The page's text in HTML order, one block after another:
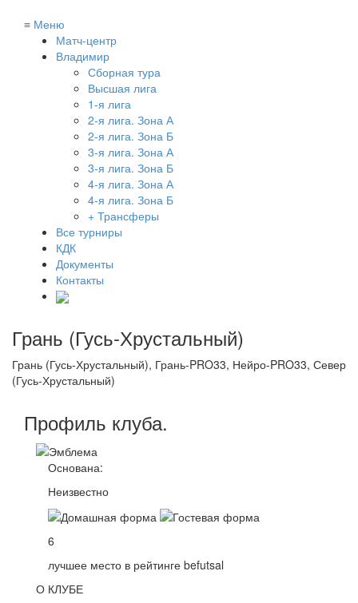
≡ Меню
Матч-центр
Владимир
Сборная тура
Высшая лига
1-я лига
2-я лига. Зона А
2-я лига. Зона Б
3-я лига. Зона А
3-я лига. Зона Б
4-я лига. Зона А
4-я лига. Зона Б
+ Трансферы
Все турниры
КДК
Документы
Контакты
Грань (Гусь-Хрустальный)
Грань (Гусь-Хрустальный), Грань-PRO33, Нейро-PRO33, Север
(Гусь-Хрустальный)
Профиль клуба.
Основана:
Неизвестно
6
лучшее место в рейтинге befutsal
О КЛУБЕ